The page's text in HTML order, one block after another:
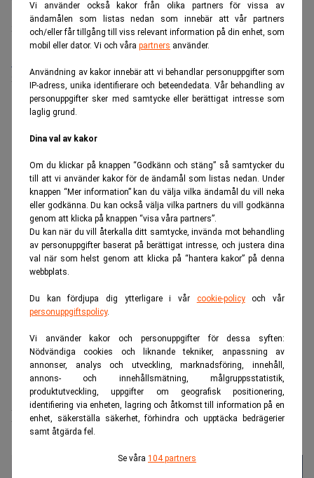
Vi använder också kakor från olika partners för vissa av
ändamålen som listas nedan som innebär att vår partners
och/eller får tillgång till viss relevant information på din enhet, som
mobil eller dator. Vi och våra partners använder.
Användning av kakor innebär att vi behandlar personuppgifter som
IP-adress, unika identifierare och beteendedata. Vår behandling av
personuppgifter sker med samtycke eller berättigat intresse som
laglig grund.
Dina val av kakor
Om du klickar på knappen “Godkänn och stäng” så samtycker du
till att vi använder kakor för de ändamål som listas nedan. Under
knappen “Mer information” kan du välja vilka ändamål du vill neka
eller godkänna. Du kan också välja vilka partners du vill godkänna
genom att klicka på knappen “visa våra partners”.
Du kan när du vill återkalla ditt samtycke, invända mot behandling
av personuppgifter baserat på berättigat intresse, och justera dina
val när som helst genom att klicka på “hantera kakor” på denna
webbplats.
Du kan fördjupa dig ytterligare i vår cookie-policyoch vår
personuppgiftspolicy.
Vi använder kakor och personuppgifter för dessa syften:
Nödvändiga cookies och liknande tekniker, anpassning av
annonser, analys och utveckling, marknadsföring, innehåll,
annons- och innehållsmätning, målgruppsstatistik,
produktutveckling, uppgifter om geografisk positionering,
identifiering via enheten, lagring och åtkomst till information på en
enhet, säkerställa säkerhet, förhindra och upptäcka bedrägerier
samt åtgärda fel.
Se våra 104 partners
Placering:Bromma, Stockholm
Sista ansökningsdag: 21/08/2026
Sista ansökningsdag:13/06/2026
ANNONS
Realtid.se Karriär & ledarskap
Musk vill ha hantverkare – till jobb
"utanför jorden"